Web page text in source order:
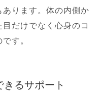
あります。体の内側か
だけでなく心身のコ
す。
るサポート